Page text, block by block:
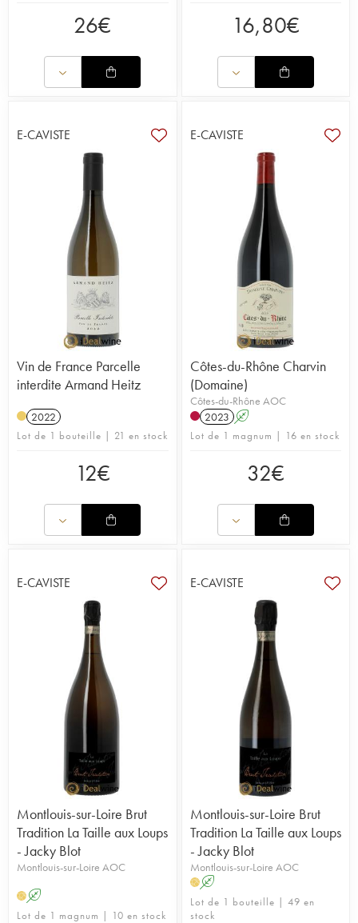
26€ 16,80€
E-CAVISTE
Vin de France Parcelle
interdite Armand Heitz
2022
Lot de 1 bouteille | 21 en stock
12€
E-CAVISTE
Côtes-du-Rhône Charvin
(Domaine)
Côtes-du-Rhône AOC
2023 A
Lot de 1 magnum | 16 en stock
32€
E-CAVISTE
Montlouis-sur-Loire Brut
Tradition La Taille aux Loups
- Jacky Blot
Montlouis-sur-Loire AOC
H A
Lot de 1 magnum | 10 en stock
E-CAVISTE
Montlouis-sur-Loire Brut
Tradition La Taille aux Loups
- Jacky Blot
Montlouis-sur-Loire AOC
HA
Lot de 1 bouteille | 49 en
stock